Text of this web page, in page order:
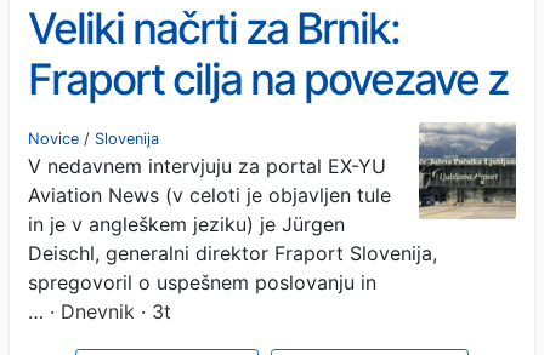
Veliki načrti za Brnik:
Fraport cilja na povezave z
Ameriko in Azijo
Novice / Slovenija
V nedavnem intervjuju za portal EX-YU
Aviation News (v celoti je objavljen tule
in je v angleškem jeziku) je Jürgen
Deischl, generalni direktor Fraport Slovenija,
spregovoril o uspešnem poslovanju in
… · Dnevnik · 3t